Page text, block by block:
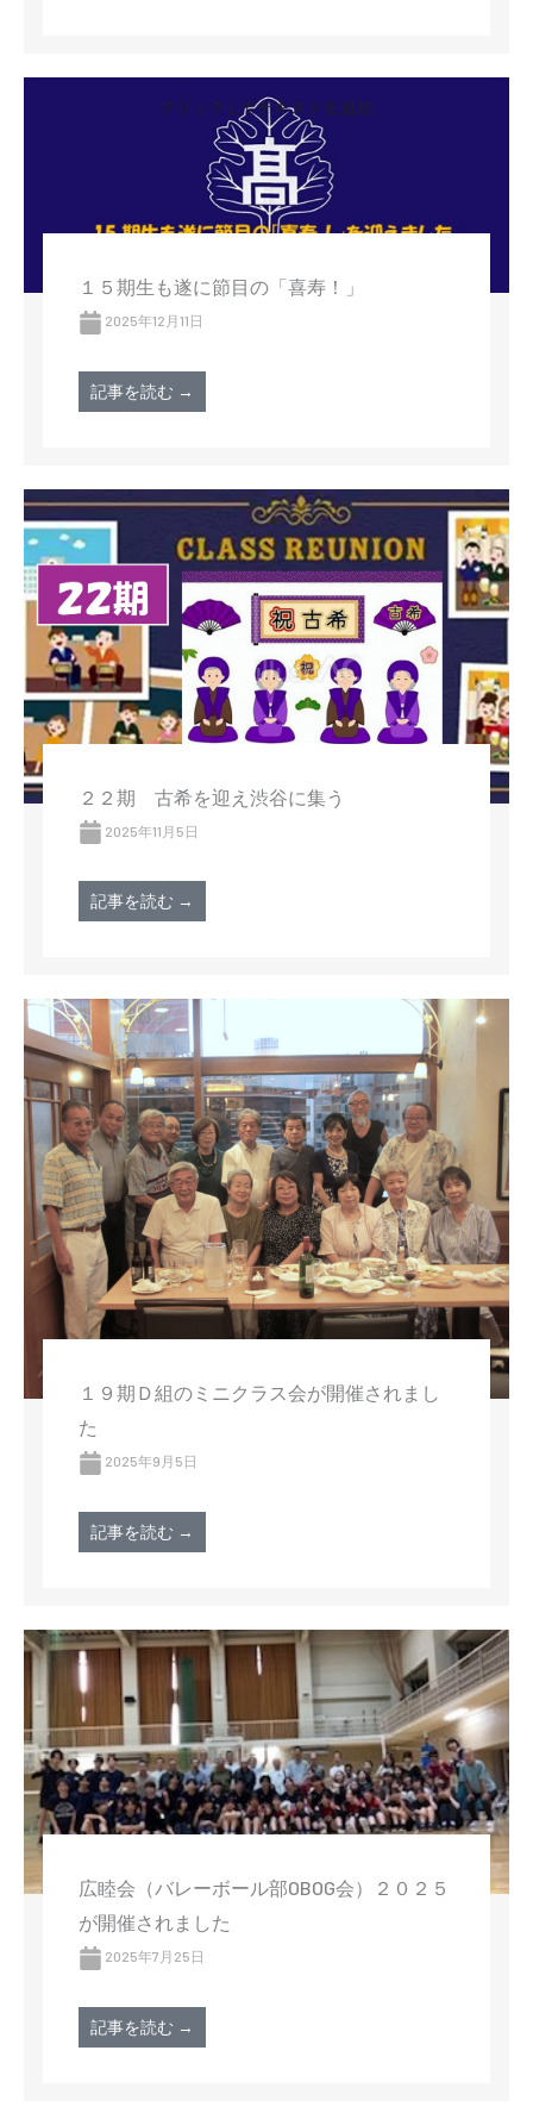
１５期生も遂に節目の「喜寿！」
2025年12月11日
記事を読む →
２２期 古希を迎え渋谷に集う
2025年11月5日
記事を読む →
１９期Ｄ組のミニクラス会が開催されまし
た
2025年9月5日
記事を読む →
広睦会（バレーボール部OBOG会）２０２５
が開催されました
2025年7月25日
記事を読む →